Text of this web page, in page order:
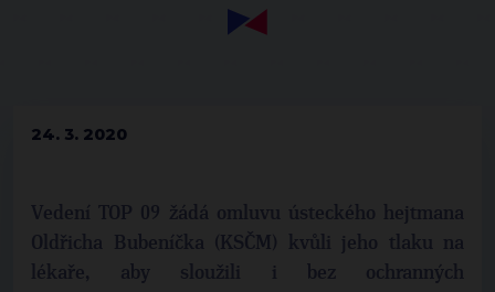
24. 3. 2020
Vedení TOP 09 žádá omluvu ústeckého hejtmana
Oldřicha Bubeníčka (KSČM) kvůli jeho tlaku na
lékaře, aby sloužili i bez ochranných